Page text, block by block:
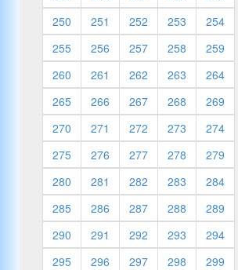
250
251 252 253
254
255
256 257 258
259
260
261 262 263
264
265
266 267 268
269
270
271 272 273
274
275
276 277 278
279
280
281 282 283
284
285
286 287 288
289
290
291 292 293
294
295
296 297 298
299